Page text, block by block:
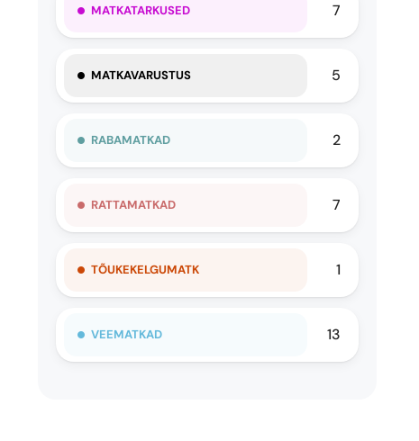
MATKATARKUSED 7
MATKAVARUSTUS 5
RABAMATKAD 2
RATTAMATKAD 7
TÕUKEKELGUMATK 1
VEEMATKAD 13